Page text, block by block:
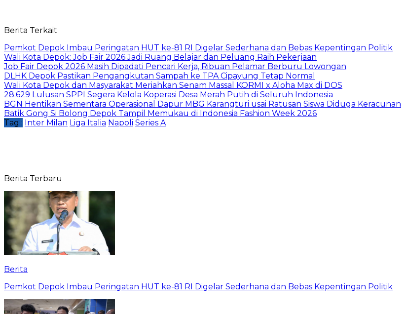
Berita Terkait
Pemkot Depok Imbau Peringatan HUT ke-81 RI Digelar Sederhana dan Bebas Kepentingan Politik
Wali Kota Depok: Job Fair 2026 Jadi Ruang Belajar dan Peluang Raih Pekerjaan
Job Fair Depok 2026 Masih Dipadati Pencari Kerja, Ribuan Pelamar Berburu Lowongan
DLHK Depok Pastikan Pengangkutan Sampah ke TPA Cipayung Tetap Normal
Wali Kota Depok dan Masyarakat Meriahkan Senam Massal KORMI x Aloha Max di DOS
28.629 Lulusan SPPI Segera Kelola Koperasi Desa Merah Putih di Seluruh Indonesia
BGN Hentikan Sementara Operasional Dapur MBG Karangturi usai Ratusan Siswa Diduga Keracunan
Batik Gong Si Bolong Depok Tampil Memukau di Indonesia Fashion Week 2026
Tag : Inter Milan Liga Italia Napoli Series A
Berita Terbaru
Berita
Pemkot Depok Imbau Peringatan HUT ke-81 RI Digelar Sederhana dan Bebas Kepentingan Politik